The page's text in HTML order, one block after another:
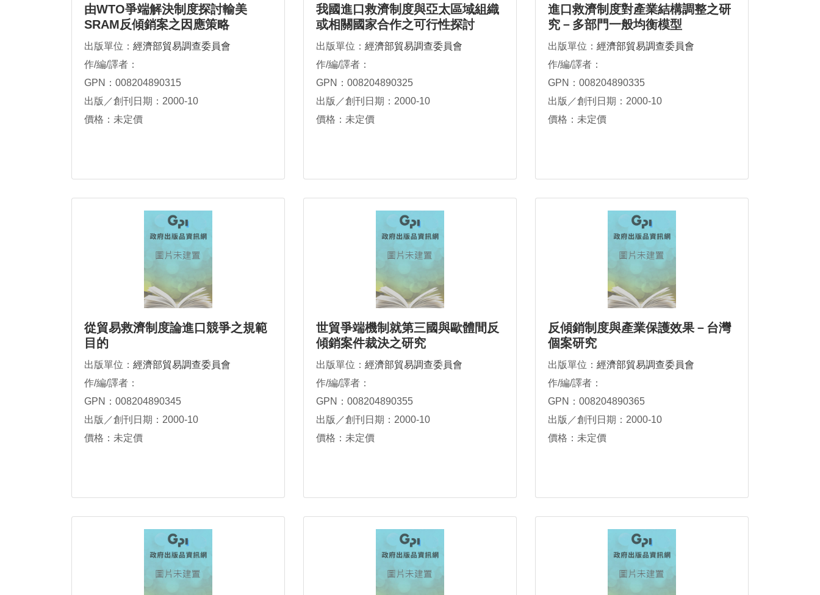
由WTO爭端解決制度探討輸美
SRAM反傾銷案之因應策略
出版單位： 經濟部貿易調查委員會
作/編/譯者：
GPN：008204890315
出版／創刊日期：2000-10
價格：未定價
我國進口救濟制度與亞太區域組織
或相關國家合作之可行性探討
出版單位： 經濟部貿易調查委員會
作/編/譯者：
GPN：008204890325
出版／創刊日期：2000-10
價格：未定價
進口救濟制度對產業結構調整之研
究－多部門一般均衡模型
出版單位： 經濟部貿易調查委員會
作/編/譯者：
GPN：008204890335
出版／創刊日期：2000-10
價格：未定價
從貿易救濟制度論進口競爭之規範
目的
出版單位： 經濟部貿易調查委員會
作/編/譯者：
GPN：008204890345
出版／創刊日期：2000-10
價格：未定價
世貿爭端機制就第三國與歐體間反
傾銷案件裁決之研究
出版單位： 經濟部貿易調查委員會
作/編/譯者：
GPN：008204890355
出版／創刊日期：2000-10
價格：未定價
反傾銷制度與產業保護效果－台灣
個案研究
出版單位： 經濟部貿易調查委員會
作/編/譯者：
GPN：008204890365
出版／創刊日期：2000-10
價格：未定價